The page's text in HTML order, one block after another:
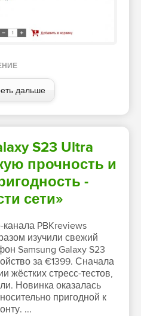
дальше
S23 Ultra
прочность и
-
сети»
PBKreviews
изучили свежий
Samsung Galaxy S23
за €1399. Сначала
жёстких стресс-тестов,
Новинка оказалась
пригодной к
...